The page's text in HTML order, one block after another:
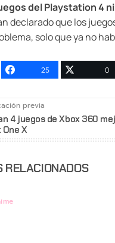
del Playstation 4
declarado que los
solo que ya no
25 0
previa
4 juegos de Xbox 360
One X
RELACIONADOS